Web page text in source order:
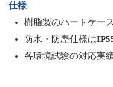
仕様
樹脂製のハードケー
防水・防塵仕様は
各環境試験の対応実